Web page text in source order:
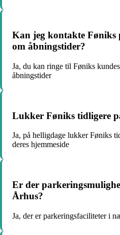
Kan jeg kontakte Føniks
om åbningstider?
Ja, du kan ringe til Føniks
åbningstider
Lukker Føniks tidligere
Ja, på helligdage lukker Føniks
deres hjemmeside
Er der
Århus?
Ja, der er parkeringsfaciliteter i